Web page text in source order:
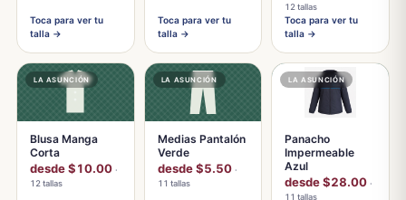
Toca para ver tu
talla →
Toca para ver tu
talla →
12 tallas
Toca para ver tu
talla →
LA ASUNCIÓN
Blusa Manga
Corta
desde $10.00 ·
12 tallas
LA ASUNCIÓN
Medias Pantalón
Verde
desde $5.50 ·
11 tallas
LA ASUNCIÓN
Panacho
Impermeable
Azul
desde $28.00 ·
11 tallas